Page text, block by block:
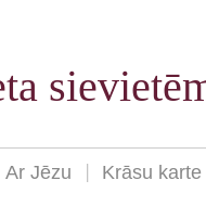
Ar Jēzu Krāsu karte